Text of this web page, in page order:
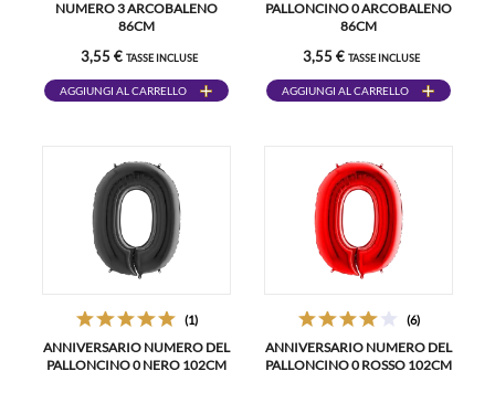
NUMERO 3 ARCOBALENO
86CM
3,55 € TASSE INCLUSE
AGGIUNGI AL CARRELLO
PALLONCINO 0 ARCOBALENO
86CM
3,55 € TASSE INCLUSE
AGGIUNGI AL CARRELLO
(1)
ANNIVERSARIO NUMERO DEL
PALLONCINO 0 NERO 102CM
(6)
ANNIVERSARIO NUMERO DEL
PALLONCINO 0 ROSSO 102CM